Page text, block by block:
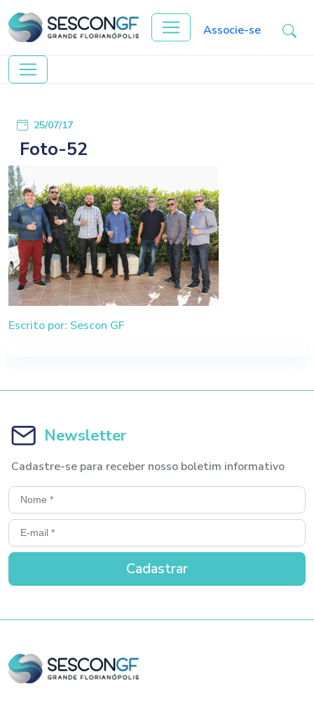
Associe-se
25/07/17
Foto-52
Escrito por: Sescon GF
Newsletter
Cadastre-se para receber nosso boletim informativo